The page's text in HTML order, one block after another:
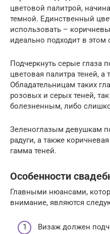
цветовой палитрой,
темной. Единственный
использовать –
идеально подходит в этом
Подчеркнуть серые глаза
цветовая палитра теней,
Обладательницам таких
розовых и серых теней,
болезненным, либо
Зеленоглазым девушкам
радуги, а также
гамма теней.
Особенности
Главными нюансами,
внимание, являются
Визаж должен